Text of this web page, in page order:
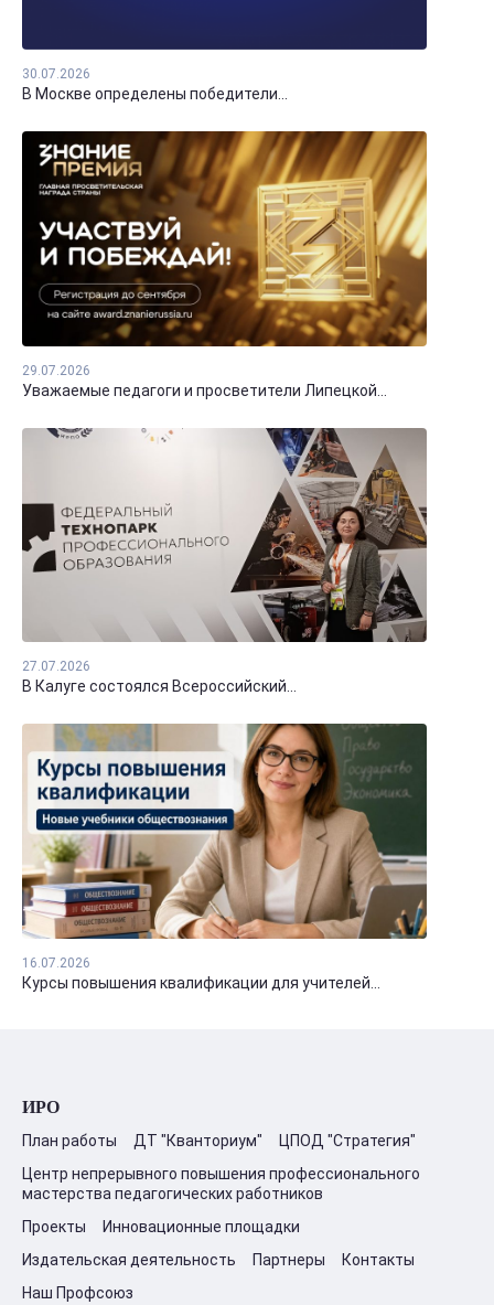
30.07.2026
В Москве определены победители...
29.07.2026
Уважаемые педагоги и просветители Липецкой...
27.07.2026
В Калуге состоялся Всероссийский...
16.07.2026
Курсы повышения квалификации для учителей...
ИРО
План работы ДТ "Кванториум"
ЦПОД "Стратегия"
Центр непрерывного повышения профессионального
мастерства педагогических работников
Проекты
Инновационные площадки
Издательская деятельность
Партнеры
Контакты
Наш Профсоюз